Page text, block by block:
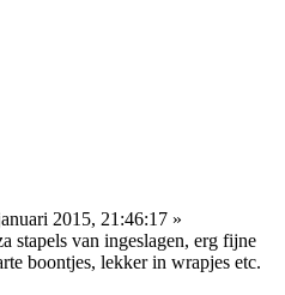
2015, 21:46:17 »
stapels van ingeslagen, erg fijne
boontjes, lekker in wrapjes etc.